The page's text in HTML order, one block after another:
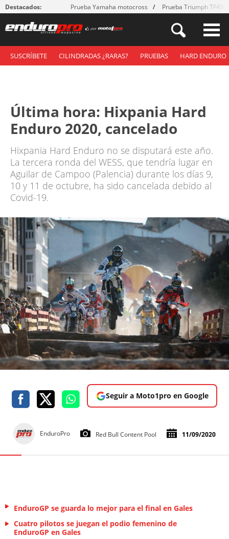
Destacados: Prueba Yamaha motocross Prueba Triumph
SUSCRÍBETE CILINDRADAS ¿RARAS? PRUEBAS HARD ENDURO
Última hora: Hixpania Hard
Enduro 2020, cancelado
Hixpania Hard Enduro no se disputará este año.
La tercera ronda del WESS, que tendría lugar en
Aguilar de Campoo (Palencia) durante los días 9,
10 y 11 de octubre, ha sido cancelada debido al
Covid-19.
Seguir a Moto1pro en Google
EnduroPro Red Bull Content Pool 11/09/2020
EnduroGP se guarda lo mejor para el final en Gales
Cuatro pilotos se juegan el podio femenino de
EnduroGP en Gales